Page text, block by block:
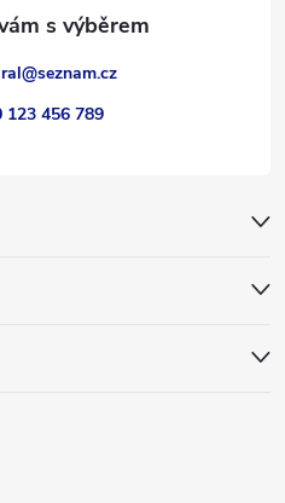
@seznam.cz
123 456 789